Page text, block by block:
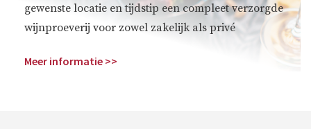
gewenste locatie en tijdstip een compleet verzorgde
wijnproeverij voor zowel zakelijk als privé
Meer informatie >>